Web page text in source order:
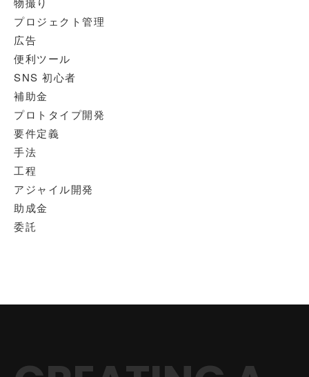
プロジェクト管理
広告
便利ツール
SNS 初心者
補助金
プロトタイプ開発
要件定義
手法
工程
アジャイル開発
助成金
委託